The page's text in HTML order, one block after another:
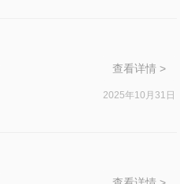
查看详情 >
2025年10月31日